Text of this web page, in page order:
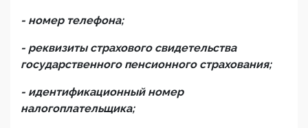
- номер телефона;
- реквизиты страхового свидетельства
государственного пенсионного страхования;
- идентификационный номер
налогоплательщика;